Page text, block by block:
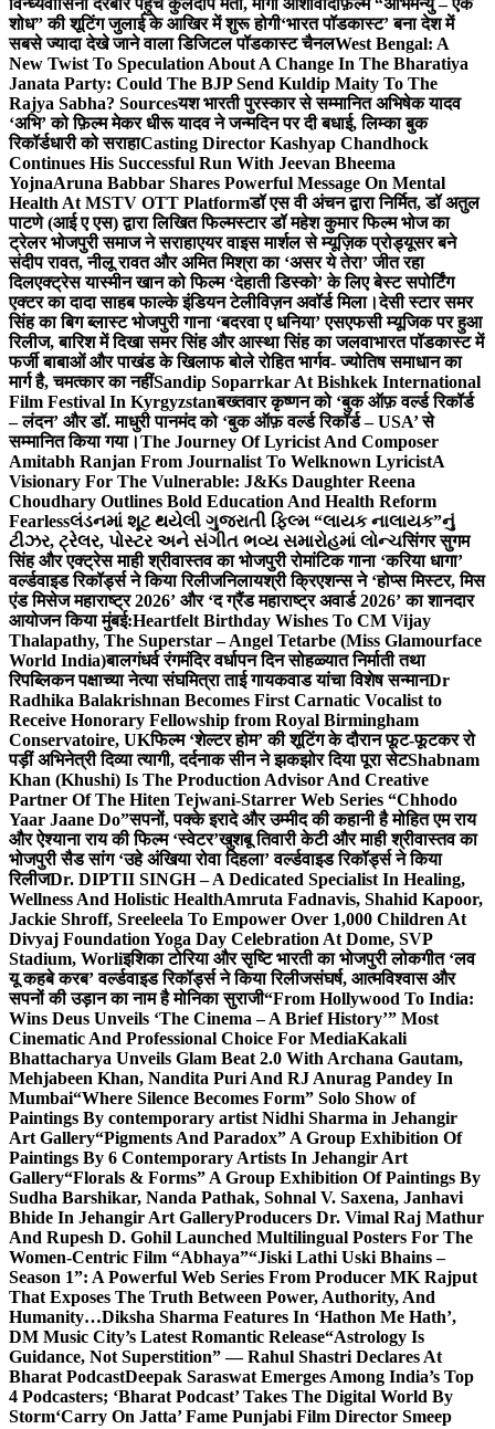
विन्ध्यवासिनी दरबार पहुंचे कुलदीप मैती, मांगा आशीर्वादफ़िल्म “अभिमन्यु – एक
शोध” की शूटिंग जुलाई के आखिर में शुरू होगी‘भारत पॉडकास्ट’ बना देश में
सबसे ज्यादा देखे जाने वाला डिजिटल पॉडकास्ट चैनलWest Bengal: A
New Twist To Speculation About A Change In The Bharatiya
Janata Party: Could The BJP Send Kuldip Maity To The
Rajya Sabha? Sourcesयश भारती पुरस्कार से सम्मानित अभिषेक यादव
‘अभि’ को फ़िल्म मेकर धीरू यादव ने जन्मदिन पर दी बधाई, लिम्का बुक
रिकॉर्डधारी को सराहाCasting Director Kashyap Chandhock
Continues His Successful Run With Jeevan Bheema
YojnaAruna Babbar Shares Powerful Message On Mental
Health At MSTV OTT Platformडॉ एस वी अंचन द्वारा निर्मित, डॉ अतुल
पाटणे (आई ए एस) द्वारा लिखित फिल्मस्टार डॉ महेश कुमार फिल्म भोज का
ट्रेलर भोजपुरी समाज ने सराहाएयर वाइस मार्शल से म्यूज़िक प्रोड्यूसर बने
संदीप रावत, नीलू रावत और अमित मिश्रा का ‘असर ये तेरा’ जीत रहा
दिलएक्ट्रेस यास्मीन खान को फिल्म ‘देहाती डिस्को’ के लिए बेस्ट सपोर्टिंग
एक्टर का दादा साहब फाल्के इंडियन टेलीविज़न अवॉर्ड मिला।देसी स्टार समर
सिंह का बिग ब्लास्ट भोजपुरी गाना ‘बदरवा ए धनिया’ एसएफसी म्यूजिक पर हुआ
रिलीज, बारिश में दिखा समर सिंह और आस्था सिंह का जलवाभारत पॉडकास्ट में
फर्जी बाबाओं और पाखंड के खिलाफ बोले रोहित भार्गव- ज्योतिष समाधान का
मार्ग है, चमत्कार का नहींSandip Soparrkar At Bishkek International
Film Festival In Kyrgyzstanबख्तवार कृष्णन को ‘बुक ऑफ़ वर्ल्ड रिकॉर्ड
– लंदन’ और डॉ. माधुरी पानमंद को ‘बुक ऑफ़ वर्ल्ड रिकॉर्ड – USA’ से
सम्मानित किया गया।The Journey Of Lyricist And Composer
Amitabh Ranjan From Journalist To Welknown LyricistA
Visionary For The Vulnerable: J&Ks Daughter Reena
Choudhary Outlines Bold Education And Health Reform
Fearlessલંડનમાં શૂટ થયેલી ગુજરાતી ફિલ્મ “લાયક નાલાયક”નું
ટીઝર, ટ્રેલર, પોસ્ટર અને સંગીત ભવ્ય સમારોહમાં લોન્ચसिंगर सुगम
सिंह और एक्ट्रेस माही श्रीवास्तव का भोजपुरी रोमांटिक गाना ‘करिया धागा’
वर्ल्डवाइड रिकॉर्ड्स ने किया रिलीजनिलायश्री क्रिएशन्स ने ‘होप्स मिस्टर, मिस
एंड मिसेज महाराष्ट्र 2026’ और ‘द ग्रैंड महाराष्ट्र अवार्ड 2026’ का शानदार
आयोजन किया मुंबई:Heartfelt Birthday Wishes To CM Vijay
Thalapathy, The Superstar – Angel Tetarbe (Miss Glamourface
World India)बालगंधर्व रंगमंदिर वर्धापन दिन सोहळ्यात निर्माती तथा
रिपब्लिकन पक्षाच्या नेत्या संघमित्रा ताई गायकवाड यांचा विशेष सन्मानDr
Radhika Balakrishnan Becomes First Carnatic Vocalist to
Receive Honorary Fellowship from Royal Birmingham
Conservatoire, UKफिल्म ‘शेल्टर होम’ की शूटिंग के दौरान फूट-फूटकर रो
पड़ीं अभिनेत्री दिव्या त्यागी, दर्दनाक सीन ने झकझोर दिया पूरा सेटShabnam
Khan (Khushi) Is The Production Advisor And Creative
Partner Of The Hiten Tejwani-Starrer Web Series “Chhodo
Yaar Jaane Do”सपनों, पक्के इरादे और उम्मीद की कहानी है मोहित एम राय
और ऐश्याना राय की फिल्म ‘स्वेटर’खुशबू तिवारी केटी और माही श्रीवास्तव का
भोजपुरी सैड सांग ‘उहे अंखिया रोवा दिहला’ वर्ल्डवाइड रिकॉर्ड्स ने किया
रिलीजDr. DIPTII SINGH – A Dedicated Specialist In Healing,
Wellness And Holistic HealthAmruta Fadnavis, Shahid Kapoor,
Jackie Shroff, Sreeleela To Empower Over 1,000 Children At
Divyaj Foundation Yoga Day Celebration At Dome, SVP
Stadium, Worliइशिका टोरिया और सृष्टि भारती का भोजपुरी लोकगीत ‘लव
यू कहबे करब’ वर्ल्डवाइड रिकॉर्ड्स ने किया रिलीजसंघर्ष, आत्मविश्वास और
सपनों की उड़ान का नाम है मोनिका सुराजी“From Hollywood To India:
Wins Deus Unveils ‘The Cinema – A Brief History’” Most
Cinematic And Professional Choice For MediaKakali
Bhattacharya Unveils Glam Beat 2.0 With Archana Gautam,
Mehjabeen Khan, Nandita Puri And RJ Anurag Pandey In
Mumbai“Where Silence Becomes Form” Solo Show of
Paintings By contemporary artist Nidhi Sharma in Jehangir
Art Gallery“Pigments And Paradox” A Group Exhibition Of
Paintings By 6 Contemporary Artists In Jehangir Art
Gallery“Florals & Forms” A Group Exhibition Of Paintings By
Sudha Barshikar, Nanda Pathak, Sohnal V. Saxena, Janhavi
Bhide In Jehangir Art GalleryProducers Dr. Vimal Raj Mathur
And Rupesh D. Gohil Launched Multilingual Posters For The
Women-Centric Film “Abhaya”“Jiski Lathi Uski Bhains –
Season 1”: A Powerful Web Series From Producer MK Rajput
That Exposes The Truth Between Power, Authority, And
Humanity…Diksha Sharma Features In ‘Hathon Me Hath’,
DM Music City’s Latest Romantic Release“Astrology Is
Guidance, Not Superstition” — Rahul Shastri Declares At
Bharat PodcastDeepak Saraswat Emerges Among India’s Top
4 Podcasters; ‘Bharat Podcast’ Takes The Digital World By
Storm‘Carry On Jatta’ Fame Punjabi Film Director Smeep